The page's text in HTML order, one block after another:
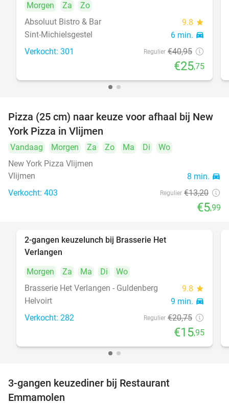
food
Morgen
Za
Zo
Absoluut Bistro & Bar
9.8 star
Sint-Michielsgestel 6 min. directions_car
Verkocht: 301 Regulier €40,95
€25,75
55%
Pizza (25 cm) naar keuze voor afhaal bij New
York Pizza in Vlijmen
Vandaag Morgen Za Zo Ma Di
Wo
New York Pizza Vlijmen
Vlijmen
8 min. directions_car
Verkocht: 403 Regulier €13,20
€5,99
2-gangen keuzelunch bij Brasserie Het
Verlangen
Morgen
Za Ma Di
Wo
Brasserie Het Verlangen - Guldenberg
9.8 star
Helvoirt 9 min. directions_car
Verkocht: 282 Regulier €20,75
€15,95
3-gangen keuzediner bij Restaurant
Emmamolen